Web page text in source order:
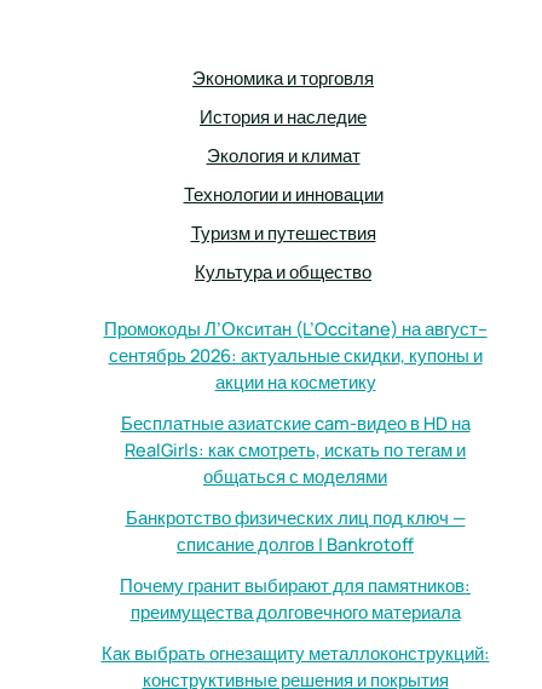
Экономика и торговля
История и наследие
Экология и климат
Технологии и инновации
Туризм и путешествия
Культура и общество
Промокоды Л’Окситан (L’Occitane) на август–
сентябрь 2026: актуальные скидки, купоны и
акции на косметику
Бесплатные азиатские cam-видео в HD на
RealGirls: как смотреть, искать по тегам и
общаться с моделями
Банкротство физических лиц под ключ —
списание долгов | Bankrotoff
Почему гранит выбирают для памятников:
преимущества долговечного материала
Как выбрать огнезащиту металлоконструкций:
конструктивные решения и покрытия